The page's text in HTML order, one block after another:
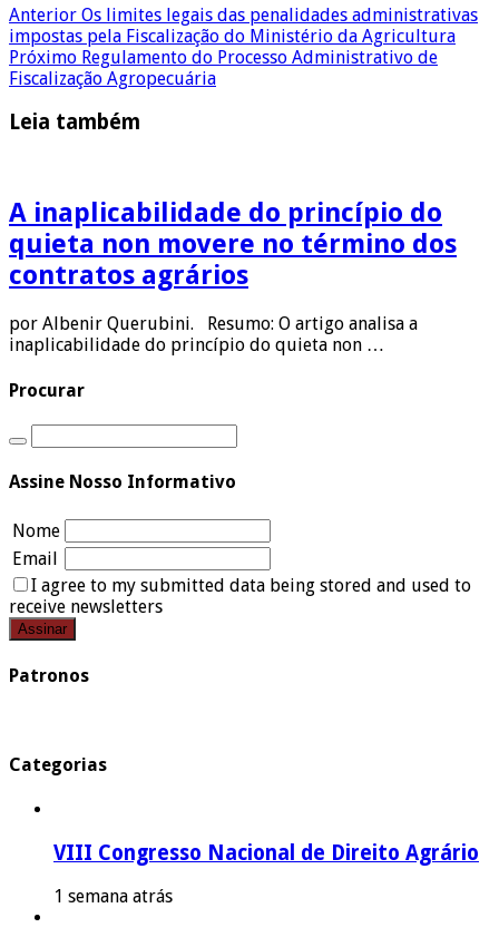
Anterior Os limites legais das penalidades administrativas
impostas pela Fiscalização do Ministério da Agricultura
Próximo Regulamento do Processo Administrativo de
Fiscalização Agropecuária
Leia também
A inaplicabilidade do princípio do
quieta non movere no término dos
contratos agrários
por Albenir Querubini. Resumo: O artigo analisa a
inaplicabilidade do princípio do quieta non …
Procurar
Assine Nosso Informativo
Nome
Email
I agree to my submitted data being stored and used to
receive newsletters
Patronos
Categorias
VIII Congresso Nacional de Direito Agrário
1 semana atrás